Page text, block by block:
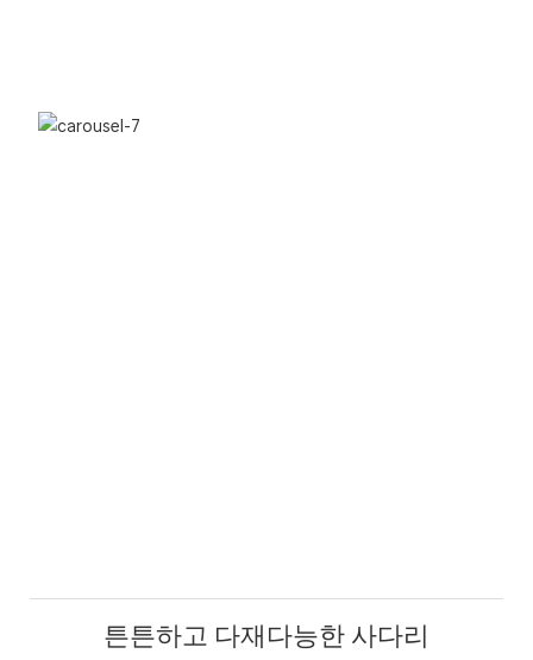
튼튼하고 다재다능한 사다리